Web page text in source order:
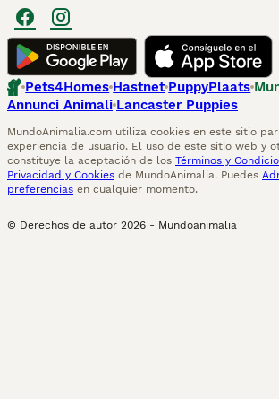
Pets4Homes Hastnet PuppyPlaats
Annunci Animali Lancaster Puppies
MundoAnimalia.com utiliza cookies en este sitio
experiencia de usuario. El uso de este sitio web y
constituye la aceptación de los Términos y
Privacidad y Cookies de MundoAnimalia. Puedes
preferencias en cualquier momento.
© Derechos de autor 2026 - Mundoanimalia